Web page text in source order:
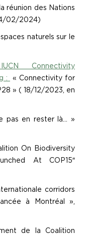
réunion des Nations
02/2024)
naturels sur le
Connectivity
:
« Connectivity for
» ( 18/12/2023, en
pas en rester là… »
On Biodiversity
At COP15″
corridors
à Montréal »,
de la Coalition